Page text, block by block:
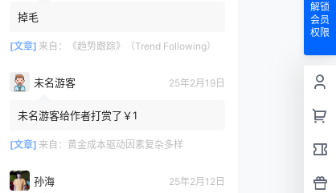
掉毛
[文章] 来自： 《趋势跟踪》（Trend Following）
未名游客 25年2月19日
未名游客给作者打赏了￥1
[文章] 来自： 黄金成本驱动因素复杂多样
孙海 25年2月12日
解锁
会员
权限